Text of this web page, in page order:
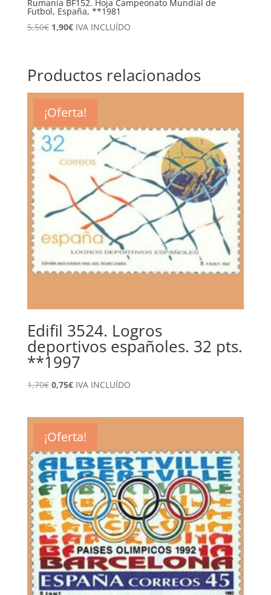
Rumanía BF152. Hoja Campeonato Mundial de
Futbol, España, **1981
5,50€ El
era:
5,50€.
1,90€El
1,90€.
IVA INCLUÍDO
Productos relacionados
¡Oferta!
Edifil 3524. Logros
deportivos españoles. 32 pts.
**1997
1,70€ El
1,70€.
0,75€El
0,75€.
IVA INCLUÍDO
¡Oferta!